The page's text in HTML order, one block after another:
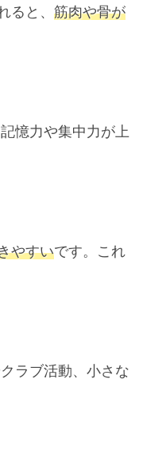
ると、 筋肉や骨が
憶力や集中力が上
やすいです。これ
ラブ活動、小さな